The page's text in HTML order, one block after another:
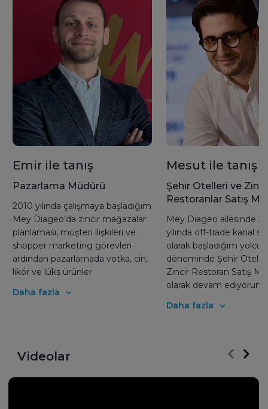
çalışanlarımızı yetkilendirerek güçlendirmek, onlara fırsatlar
ve yeni deneyimler sunmak, faaliyet gösterdiğimiz alanlarda
toplumsal gelişimi desteklemek; doğaya ve insana saygı
duyan aynı zamanda ekosistemi destekleyen bir şirket
Emir ile tanış
Pazarlama Müdürü
2010 yılında çalışmaya başladığım
Mey Diageo’da zincir mağazalar
planlaması, müşteri ilişkileri ve
shopper marketing görevleri
ardından pazarlamada votka, cin,
likör ve lüks ürünler
yıldır da, yurtdışında rakı kültürünü
yıllık rakı kültürünü yenileyerek ve
eko-sisteme fayda sağlayarak
geçmiş kültürü geleceğe
Daha fazla
Mesut ile tanış
Şehir Otelleri ve
Restoranlar Satış
Mey Diageo ailesinde
yılında off-trade kanal
olarak başladığım
döneminde Şehir
Zincir Restoran Satış
olarak devam
yapan kurum kültürü
gelişimin ancak daha
mümkün olduğunu
Daha fazla
Videolar